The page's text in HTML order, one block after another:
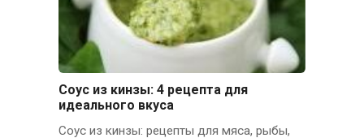
Соус из кинзы: 4 рецепта для
идеального вкуса
Соус из кинзы: рецепты для мяса, рыбы,